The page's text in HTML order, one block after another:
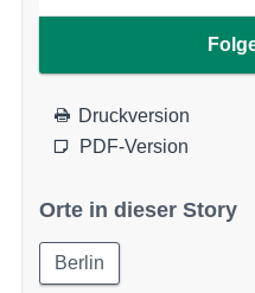
Druckversion
PDF-Version
Orte in dieser Story
Berlin